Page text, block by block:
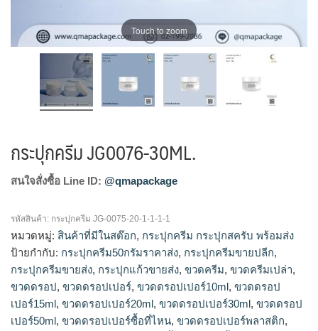
Touch to zoom
กระปุกครีม JG0076-30ML.
สนใจสั่งซื้อ Line ID: @qmapackage
รหัสสินค้า: กระปุกครีม JG-0075-20-1-1-1-1
หมวดหมู่: สินค้าที่มีในสต๊อก, กระปุกครีม กระปุกสครับ พร้อมส่ง
ป้ายกำกับ: กระปุกครีม50กรัมราคาส่ง, กระปุกครีมขายปลีก,
กระปุกครีมขายส่ง, กระปุกแก้วขายส่ง, ขวดครีม, ขวดครีมเปล่า,
ขวดดรอป, ขวดดรอปเปอร์, ขวดดรอปเปอร์10ml, ขวดดรอป
เปอร์15ml, ขวดดรอปเปอร์20ml, ขวดดรอปเปอร์30ml, ขวดดรอป
เปอร์50ml, ขวดดรอปเปอร์ซื้อที่ไหน, ขวดดรอปเปอร์พลาสติก,